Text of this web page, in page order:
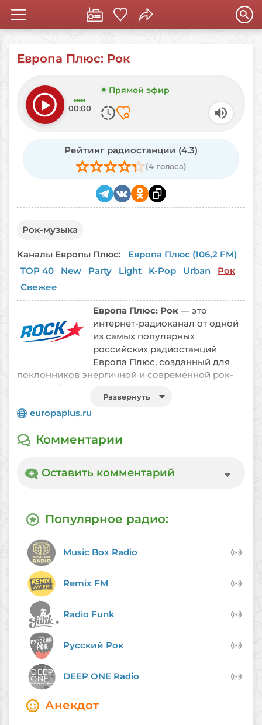
Европа Плюс: Рок
00:00
Прямой эфир
Рейтинг радиостанции (4.3)
(4 голоса)
Рок-музыка
Каналы Европы Плюс:
Европа Плюс (106,2 FM)
TOP 40
New Party Light K-Pop Urban
Рок
Свежее
Европа Плюс: Рок — это
интернет-радиоканал от одной
из самых популярных
российских радиостанций
Европа Плюс, созданный для
поклонников энергичной и современной рок-
активную аудиторию, которая ценит драйв,
мощное звучание гитар и узнаваемые мировые
хиты. В эфире круглосуточно звучит популярная
зарубежная рок-музыка
подобран, чтобы поддерживать динамичное
новые хиты, которые уже покоряют чарты.
Слушайте
Европа Плюс: Рок онлайн
в хорошем качестве и в любое время,
наслаждаясь лучшей рок-музыкой без
перерывов.
Развернуть
europaplus.ru
Комментарии
Оставить комментарий
Популярное радио:
Music Box Radio
Remix FM
Radio Funk
Русский Рок
DEEP ONE Radio
Анекдот